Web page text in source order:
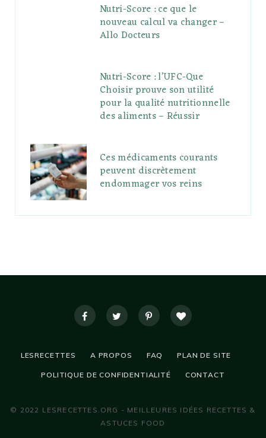
Nutri-Score : ce que le
nouveau calcul va changer –
Allo Docteurs
Nutri-Score : l’UFC-Que
Choisir prouve son utilité
pour la qualité nutritionnelle
des aliments – Réussir
Ces médicaments courants
peuvent discrètement
endommager vos reins
LESRECETTES A PROPOS FAQ PLAN DE SITE
POLITIQUE DE CONFIDENTIALITÉ CONTACT
© 2022 LESRECETTES.ORG - MEILLEURES IDÉES RECETTES &
ASTUCES FOOD